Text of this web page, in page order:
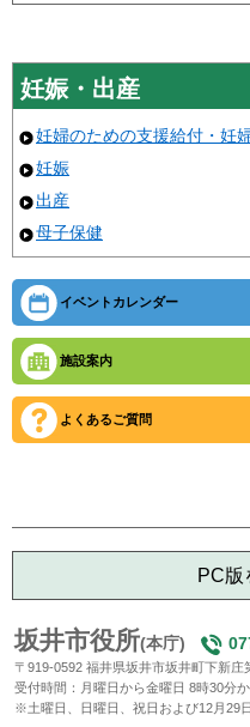
妊娠・出産
妊婦のための支援給付・妊
妊娠
出産
母子保健
イベントカレンダー
施設案内
よくあるご質問
PC版
坂井市役所(本庁)
〒919-0592 福井県坂井市坂井町下新庄
受付時間：月曜日から金曜日 8時30分
※土曜日、日曜日、祝日および12月29